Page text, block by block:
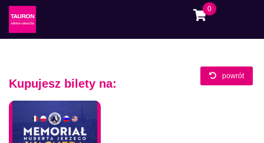
0
Kupujesz bilety na:
powrót